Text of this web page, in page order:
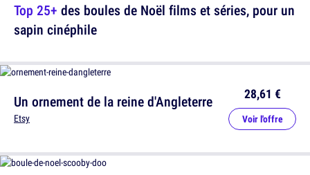
Top 25+ des boules de Noël films et séries, pour un
sapin cinéphile
Un ornement de la reine d'Angleterre
Etsy
28,61 €
Voir l'offre